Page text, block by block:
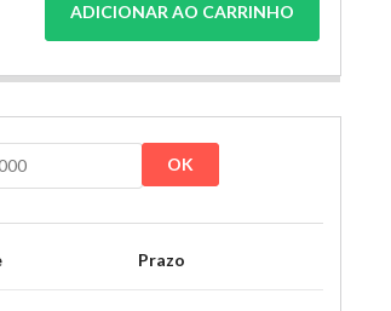
ADICIONAR AO CARRINHO
OK
Prazo